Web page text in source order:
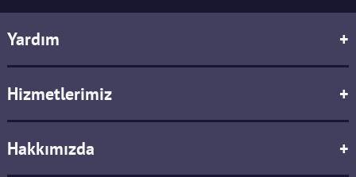
Yardım +
Hizmetlerimiz +
Hakkımızda +